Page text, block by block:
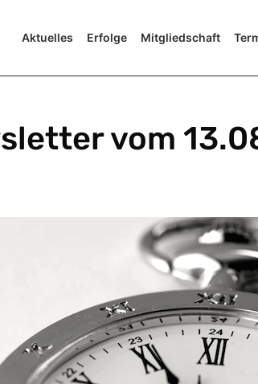
Aktuelles Erfolge Mitgliedschaft
vom